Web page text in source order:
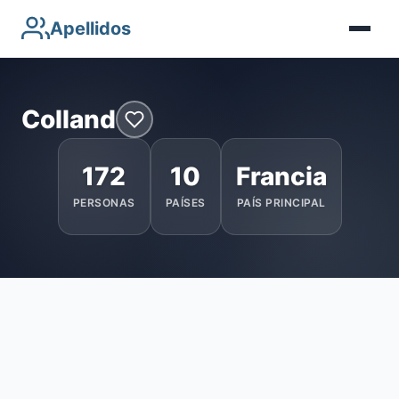
Apellidos
Colland
172
PERSONAS
10
PAÍSES
Francia
PAÍS PRINCIPAL